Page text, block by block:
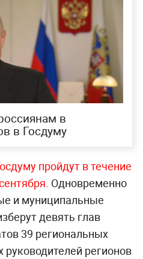
в
в Госдуму
пройдут в течение
. Одновременно
и муниципальные
девять глав
39 региональных
регионов